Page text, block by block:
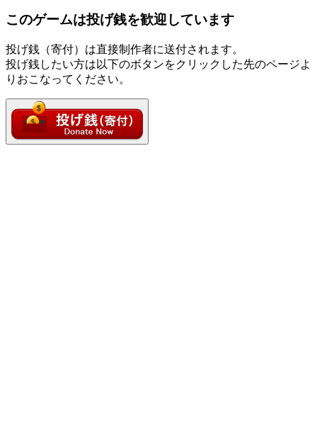
このゲームは投げ銭を歓迎しています
投げ銭（寄付）は直接制作者に送付されます。
投げ銭したい方は以下のボタンをクリックした先のページよ
りおこなってください。